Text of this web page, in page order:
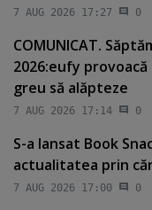
7 AUG 2026 17:27 0
COMUNICAT.
2026:eufy
greu să alăpteze
7 AUG 2026 17:14 0
S-a lansat Book
actualitatea prin
7 AUG 2026 17:00 0